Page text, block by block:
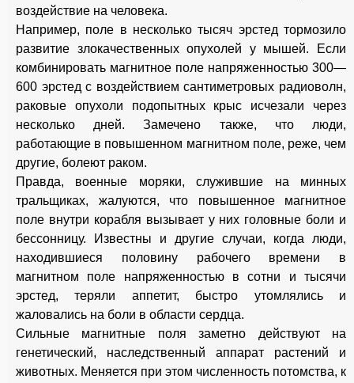
воздействие на человека.
Например, поле в несколько тысяч эрстед тормозило
развитие злокачественных опухолей у мышей. Если
комбинировать магнитное поле напряженностью 300—
600 эрстед с воздействием сантиметровых радиоволн,
раковые опухоли подопытных крыс исчезали через
несколько дней. Замечено также, что люди,
работающие в повышенном магнитном поле, реже, чем
другие, болеют раком.
Правда, военные моряки, служившие на минных
тральщиках, жалуются, что повышенное магнитное
поле внутри корабля вызывает у них головные боли и
бессонницу. Известны и другие случаи, когда люди,
находившиеся половину рабочего времени в
магнитном поле напряженностью в сотни и тысячи
эрстед, теряли аппетит, быстро утомлялись и
жаловались на боли в области сердца.
Сильные магнитные поля заметно действуют на
генетический, наследственный аппарат растений и
животных. Меняется при этом численность потомства, к